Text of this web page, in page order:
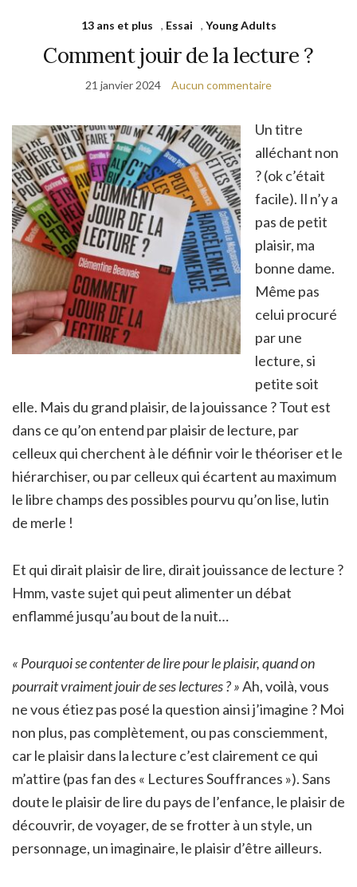
13 ans et plus , Essai , Young Adults
Comment jouir de la lecture ?
21 janvier 2024 Aucun commentaire
Un titre
alléchant non
? (ok c’était
facile). Il n’y a
pas de petit
plaisir, ma
bonne dame.
Même pas
celui procuré
par une
lecture, si
petite soit
elle. Mais du grand plaisir, de la jouissance ? Tout est
dans ce qu’on entend par plaisir de lecture, par
celleux qui cherchent à le définir voir le théoriser et le
hiérarchiser, ou par celleux qui écartent au maximum
le libre champs des possibles pourvu qu’on lise, lutin
de merle !
Et qui dirait plaisir de lire, dirait jouissance de lecture ?
Hmm, vaste sujet qui peut alimenter un débat
enflammé jusqu’au bout de la nuit…
« Pourquoi se contenter de lire pour le plaisir, quand on
pourrait vraiment jouir de ses lectures ? »Ah, voilà, vous
ne vous étiez pas posé la question ainsi j’imagine ? Moi
non plus, pas complètement, ou pas consciemment,
car le plaisir dans la lecture c’est clairement ce qui
m’attire (pas fan des « Lectures Souffrances »). Sans
doute le plaisir de lire du pays de l’enfance, le plaisir de
découvrir, de voyager, de se frotter à un style, un
personnage, un imaginaire, le plaisir d’être ailleurs.